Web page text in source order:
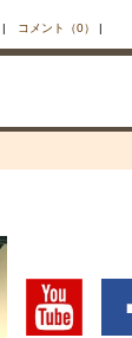
| コメント（0） |